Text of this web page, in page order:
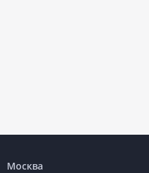
Москва